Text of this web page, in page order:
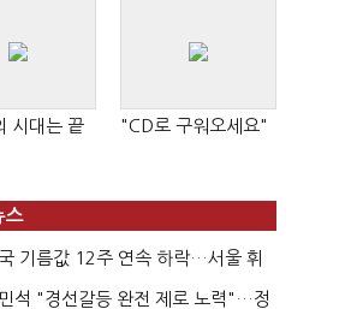
시대는 끝
"CD로 구워오세요"
스
기름값 12주 연속 하락…서울 휘
값 1909원...
석 "경선갈등 완전 제로 노력"…정